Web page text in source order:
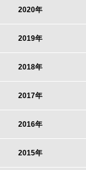
2020年
2019年
2018年
2017年
2016年
2015年